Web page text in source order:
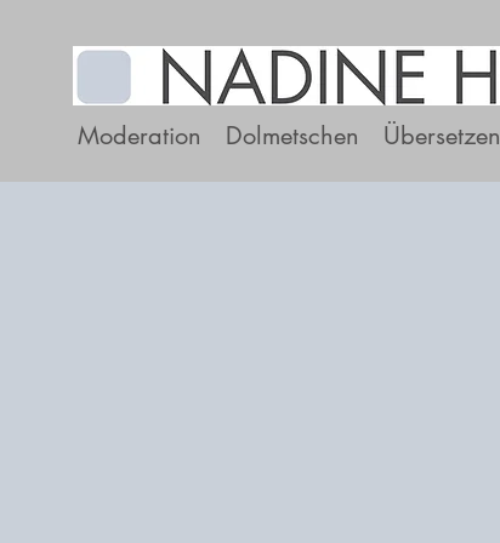
Moderation Dolmetschen Übersetzen